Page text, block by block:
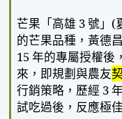
芒果「高雄 3號」 (
的芒果品種，黃德
15年的專屬授權後
來，即規劃與農友
行銷策略，歷經 3
試吃過後，反應極